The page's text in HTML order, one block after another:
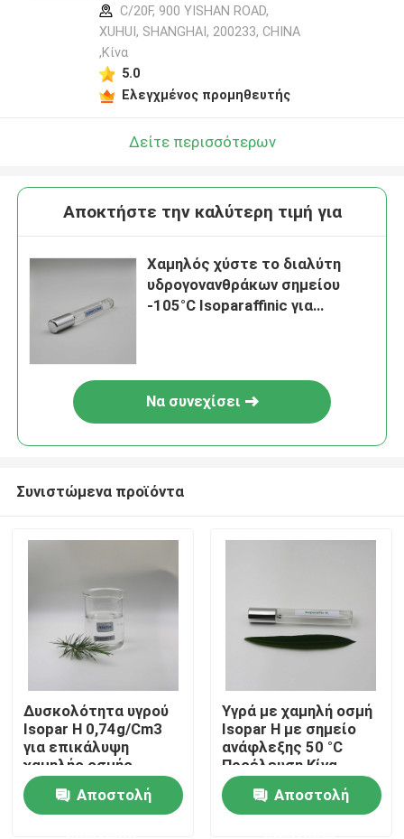
Σπίτι
Προϊόντα
C/20F, 900 YISHAN ROAD,
XUHUI, SHANGHAI, 200233, CHINA
,Κίνα
5.0
Ελεγχμένος προμηθευτής
Δείτε περισσότερων
Αποκτήστε την καλύτερη τιμή για
Χαμηλός χύστε το διαλύτη
υδρογονανθράκων σημείου
-105°C Isoparaffinic για
Να συνεχίσει
Συνιστώμενα προϊόντα
Δυσκολότητα υγρού
Isopar H 0,74g/Cm3
για επικάλυψη
χαμηλής οσμής
Αποστολή
Υγρά με χαμηλή οσμή
Isopar H με σημείο
ανάφλεξης 50 °C
Προέλευση Κίνα
Αποστολή